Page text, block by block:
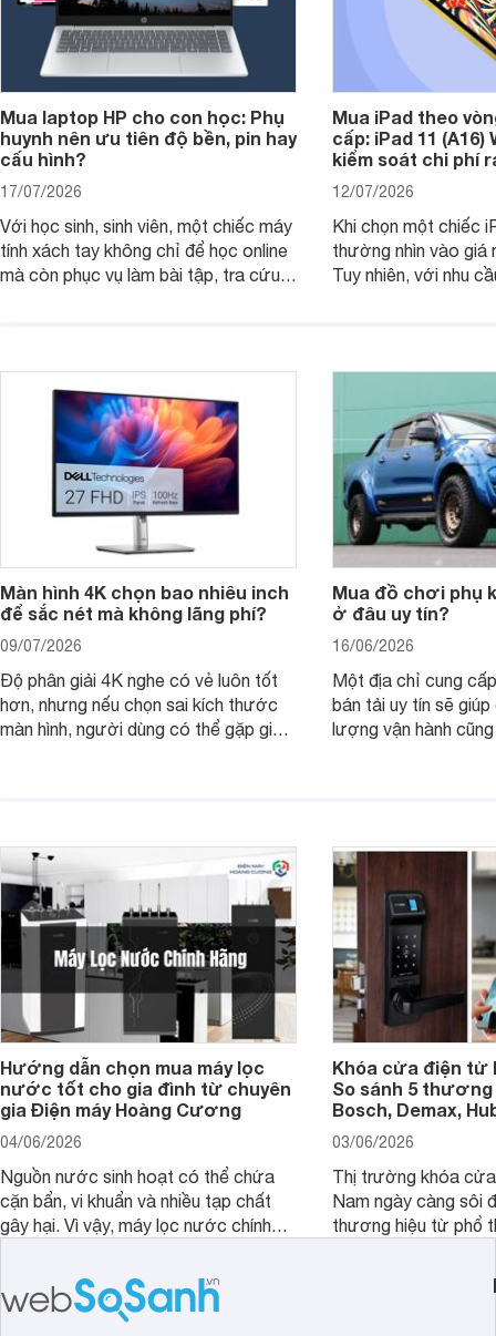
Mua laptop HP cho con học: Phụ
huynh nên ưu tiên độ bền, pin hay
cấu hình?
17/07/2026
Với học sinh, sinh viên, một chiếc máy
tính xách tay không chỉ để học online
mà còn phục vụ làm bài tập, tra cứu,
thay vì chỉ so sánh cấu hình trên giấy.
Mua iPad theo
cấp: iPad 11 (A16)
kiểm soát chi phí
12/07/2026
Khi chọn một chiếc
thường nhìn vào
Tuy nhiên, với nhu
không, dùng được
Màn hình 4K chọn bao nhiêu inch
để sắc nét mà không lãng phí?
09/07/2026
Độ phân giải 4K nghe có vẻ luôn tốt
hơn, nhưng nếu chọn sai kích thước
màn hình, người dùng có thể gặp giao
Mua đồ chơi phụ
ở đâu uy tín?
16/06/2026
Một địa chỉ cung
bán tải uy tín sẽ
lượng vận hành
Hướng dẫn chọn mua máy lọc
nước tốt cho gia đình từ chuyên
gia Điện máy Hoàng Cương
04/06/2026
Nguồn nước sinh hoạt có thể chứa
cặn bẩn, vi khuẩn và nhiều tạp chất
gây hại. Vì vậy, máy lọc nước chính
sức khỏe và đảm bảo nguồn nước
sạch cho cả gia đình.
Khóa cửa điện tử
So sánh 5 thương
Bosch, Demax,
03/06/2026
Thị trường khóa
Nam ngày càng sôi
thương hiệu từ phổ
cửa điện tử hãng
sẽ so sánh 5